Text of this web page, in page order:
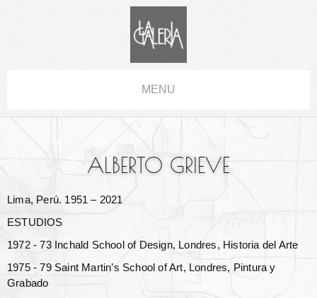
MENU
ALBERTO GRIEVE
Lima, Perú. 1951 – 2021
ESTUDIOS
1972 - 73 Inchald School of Design, Londres, Historia del Arte
1975 - 79 Saint Martin’s School of Art, Londres, Pintura y
Grabado